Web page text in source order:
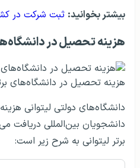
بیشتر بخوانید: ثبت شرکت در
هزینه تحصیل در
هزینه تحصیل در دانشگاه‌های
دانشگاه‌های دولتی لیتوانی
دانشجویان بین‌المللی دریافت
برتر لیتوانی به شرح زیر است: